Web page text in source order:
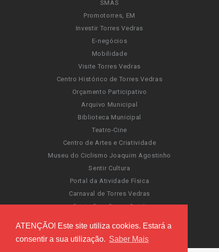
ATENÇÃO! Este site utiliza cookies. Estará a
consentir a sua utilização. Saber Mais
SMAS
Promotorres, EM
Investir Torres Vedras
E-negócios
Mobilidade
Visite Torres Vedras
Centro Histórico de Torres Vedras
Orçamento Participativo
Arquivo Municipal
Biblioteca Municipal
Teatro-Cine
Centro de Artes e Criatividade
Museu do Ciclismo Joaquim Agostinho
Sentir Cultura
Portal da Atividade Física
Carnaval de Torres Vedras
Santa Cruz Ocean Spirit